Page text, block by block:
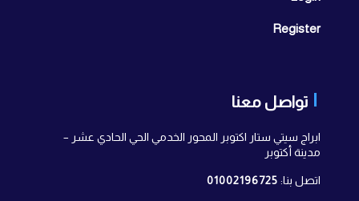
Register
تواصل معنا
ابراج سيتي ستار اكتوبر المحور الخدمي الحي الحادي عشر –
مدينة أكتوبر
اتصل بنا: 01002196725